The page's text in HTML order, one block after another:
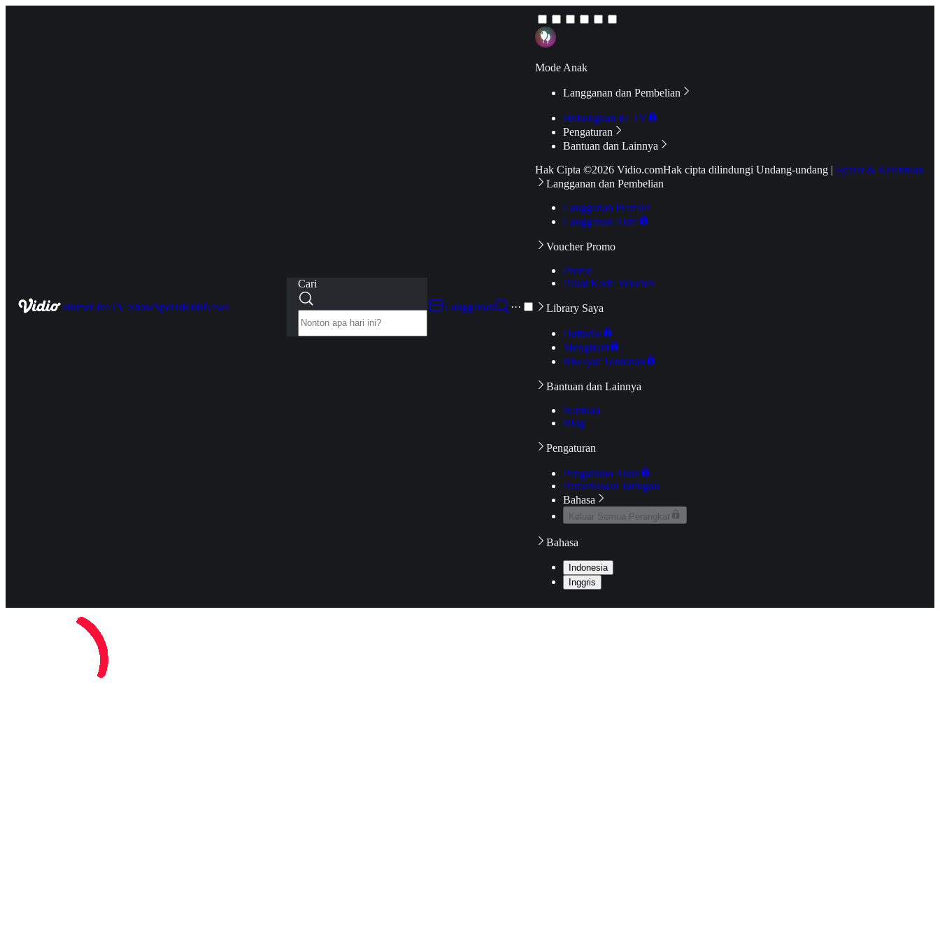
HomeLiveTV ShowSportsKidsNews
Cari
Langganan
···
Mode Anak
Langganan dan Pembelian
Hubungkan ke TV
Pengaturan
Bantuan dan Lainnya
Hak Cipta ©2026 Vidio.comHak cipta dilindungi Undang-undang | Syarat & Ketentuan
Langganan dan Pembelian
Langganan Premier
Langganan Aktif
Voucher Promo
Promo
Pakai Kode Voucher
Library Saya
Daftarku
Mengikuti
Riwayat Tontonan
Bantuan dan Lainnya
Bantuan
Blog
Pengaturan
Pengaturan Akun
Pemeriksaan Jaringan
Bahasa
Keluar Semua Perangkat
Bahasa
Indonesia
Inggris